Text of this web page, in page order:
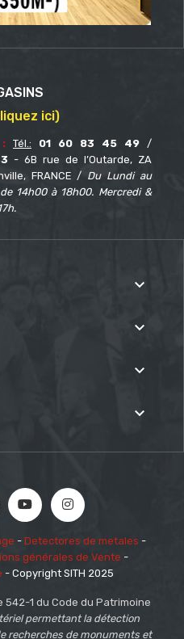
ici)
: Tél.: 01 60 83 45 49 /
- 6B rue de l’Outarde, ZA
FRANCE / Du Lundi au
14h00 à 18h00. Mercredi &




- Detectores de metales -
générales de Vente -
- Copyright SITH 2025
1 du Code du Patrimoine
permettant la détection
recherches de monuments et